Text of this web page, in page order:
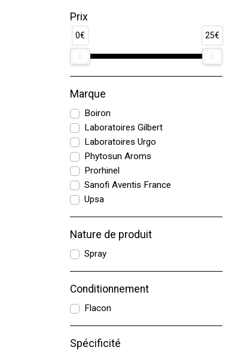
Prix
0€ 25€
Marque
Boiron
Laboratoires Gilbert
Laboratoires Urgo
Phytosun Aroms
Prorhinel
Sanofi Aventis France
Upsa
Nature de produit
Spray
Conditionnement
Flacon
Spécificité